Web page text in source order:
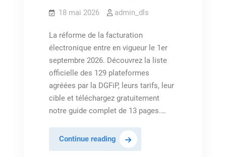
18 mai 2026 admin_dls
La réforme de la facturation
électronique entre en vigueur le 1er
septembre 2026. Découvrez la liste
officielle des 129 plateformes
agréées par la DGFiP, leurs tarifs, leur
cible et téléchargez gratuitement
notre guide complet de 13 pages.…
Continue readingFacturation
électronique